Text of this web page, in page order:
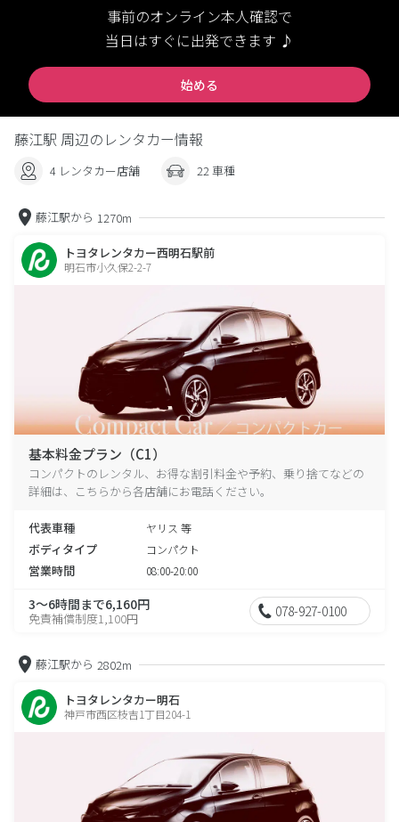
事前のオンライン本人確認で
当日はすぐに出発できます ♪
始める
藤江駅 周辺のレンタカー情報
4 レンタカー店舗 22 車種
藤江駅から 1270m
トヨタレンタカー西明石駅前
明石市小久保2-2-7
基本料金プラン（C1）
コンパクトのレンタル、お得な割引料金や予約、乗り捨てなどの
詳細は、こちらから各店舗にお電話ください。
代表車種 ヤリス 等
ボディタイプ コンパクト
営業時間 08:00-20:00
3～6時間まで6,160円
免責補償制度1,100円 078-927-0100
藤江駅から 2802m
トヨタレンタカー明石
神戸市西区枝吉1丁目204-1